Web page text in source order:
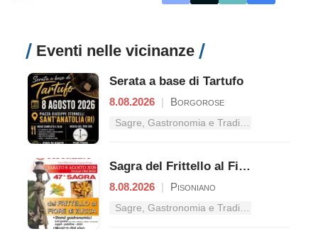
Eventi nelle vicinanze
Serata a base di Tartufo
8.08.2026 | Borgorose
Sagra del Frittello al Fiore di Zucca
8.08.2026 | Pisoniano